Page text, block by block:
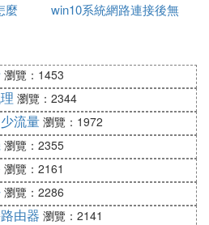
無法聯網怎麼解決
載一個哇嘎下載軟體。比如
後安裝到你的電腦上,如何
安裝不在安裝就好了。注意
些附帶安裝的東西你最好不
要的軟體或者設置。 3:安裝
鈕,輸入你要搜索的關鍵
無法上網
麼
win10系統網路連接後無
瀏覽：1453
瀏覽：2344
流量 瀏覽：1972
瀏覽：2355
瀏覽：2161
瀏覽：2286
由器 瀏覽：2141